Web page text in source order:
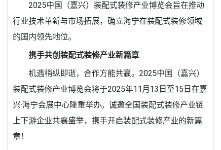
2025中国（嘉兴）装配式装修产业博览会旨在推动
行业技术革新与市场拓展，确立海宁在装配式装修领域
的国内领先地位。
携手共创装配式装修产业新篇章
机遇稍纵即逝，合作方能共赢。2025中国（嘉兴）
装配式装修产业博览会将于2025年11月13日至15日在嘉
兴·海宁会展中心隆重举办。诚邀全国装配式装修产业链
上下游企业共襄盛举，携手开启装配式装修产业的新篇
章！